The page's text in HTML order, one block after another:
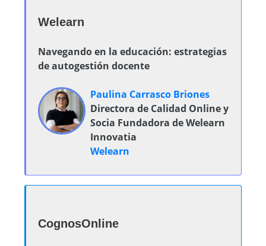
Welearn
Navegando en la educación: estrategias
de autogestión docente
Paulina Carrasco Briones
Directora de Calidad Online y
Socia Fundadora de Welearn
Innovatia
Welearn
CognosOnline